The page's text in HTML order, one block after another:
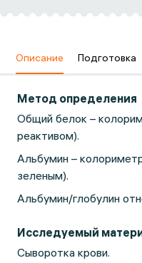
Описание Подготовка
Метод определения
Общий белок –
реактивом).
Альбумин –
зеленым).
Альбумин/глобулин
Исследуемый
Сыворотка крови.